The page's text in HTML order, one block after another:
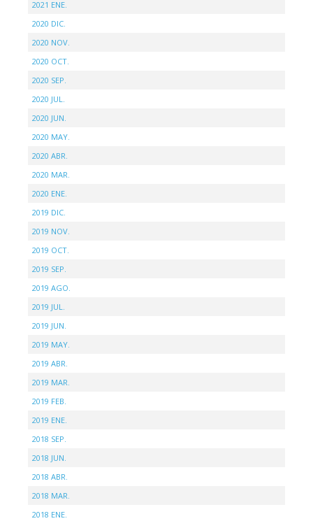
2021 ENE.
2020 DIC.
2020 NOV.
2020 OCT.
2020 SEP.
2020 JUL.
2020 JUN.
2020 MAY.
2020 ABR.
2020 MAR.
2020 ENE.
2019 DIC.
2019 NOV.
2019 OCT.
2019 SEP.
2019 AGO.
2019 JUL.
2019 JUN.
2019 MAY.
2019 ABR.
2019 MAR.
2019 FEB.
2019 ENE.
2018 SEP.
2018 JUN.
2018 ABR.
2018 MAR.
2018 ENE.